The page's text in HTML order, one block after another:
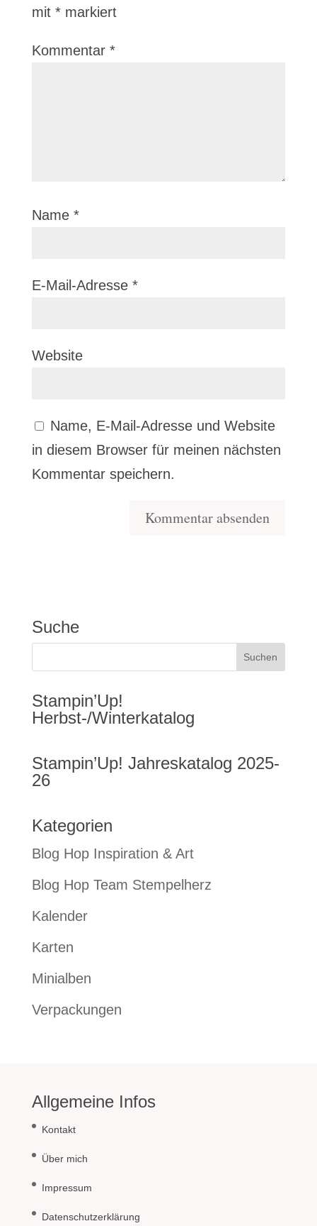
mit *markiert
Kommentar *
Name *
E-Mail-Adresse *
Website
Name, E-Mail-Adresse und Website
in diesem Browser für meinen nächsten
Kommentar speichern.
Suche
Stampin’Up!
Herbst-/Winterkatalog
Stampin’Up! Jahreskatalog 2025-
26
Kategorien
Blog Hop Inspiration & Art
Blog Hop Team Stempelherz
Kalender
Karten
Minialben
Verpackungen
Allgemeine Infos
Kontakt
Über mich
Impressum
Datenschutzerklärung